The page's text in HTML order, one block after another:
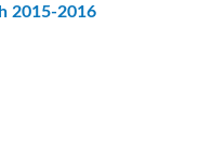
2015-2016